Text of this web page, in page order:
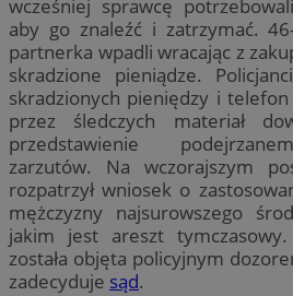
wcześniej sprawcę
aby go znaleźć i zatrzymać.
partnerka wpadli wracając z
skradzione pieniądze.
skradzionych pieniędzy i
przez śledczych materiał
przedstawienie
zarzutów. Na wczorajszym
rozpatrzył wniosek o
mężczyzny najsurowszego
jakim jest areszt
została objęta policyjnym
zadecyduje sąd.